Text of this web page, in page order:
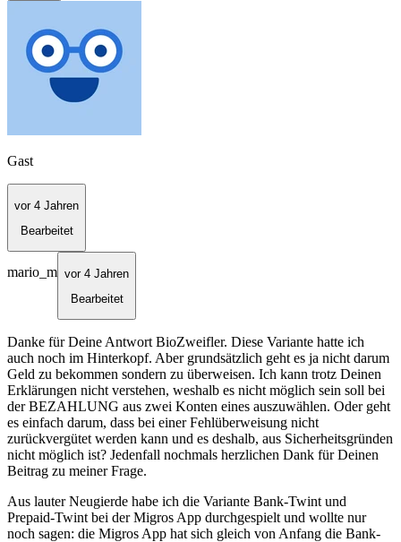
Gast
vor 4 Jahren
Bearbeitet
mario_m vor 4 Jahren
Bearbeitet
Danke für Deine Antwort BioZweifler. Diese Variante hatte ich
auch noch im Hinterkopf. Aber grundsätzlich geht es ja nicht darum
Geld zu bekommen sondern zu überweisen. Ich kann trotz Deinen
Erklärungen nicht verstehen, weshalb es nicht möglich sein soll bei
der BEZAHLUNG aus zwei Konten eines auszuwählen. Oder geht
es einfach darum, dass bei einer Fehlüberweisung nicht
zurückvergütet werden kann und es deshalb, aus Sicherheitsgründen
nicht möglich ist? Jedenfall nochmals herzlichen Dank für Deinen
Beitrag zu meiner Frage.
Aus lauter Neugierde habe ich die Variante Bank-Twint und
Prepaid-Twint bei der Migros App durchgespielt und wollte nur
noch sagen: die Migros App hat sich gleich von Anfang die Bank-